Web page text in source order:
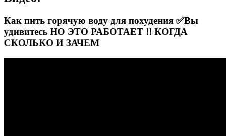
Как пить горячую воду для похудения ✅Вы
удивитесь НО ЭТО РАБОТАЕТ !! КОГДА
СКОЛЬКО И ЗАЧЕМ